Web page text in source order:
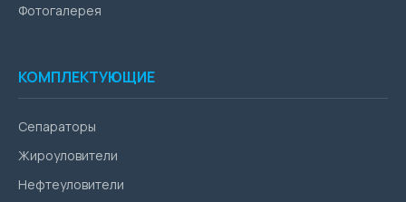
Фотогалерея
КОМПЛЕКТУЮЩИЕ
Сепараторы
Жироуловители
Нефтеуловители